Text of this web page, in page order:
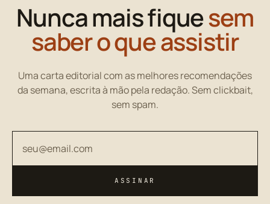
Nunca mais fiquesem
saber o que assistir
Uma carta editorial com as melhores recomendações
da semana, escrita à mão pela redação. Sem clickbait,
sem spam.
ASSINAR